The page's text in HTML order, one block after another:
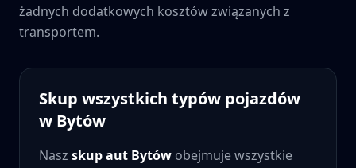
żadnych dodatkowych kosztów związanych z
transportem.
Skup wszystkich typów pojazdów
w Bytów
Nasz skup aut Bytów obejmuje wszystkie